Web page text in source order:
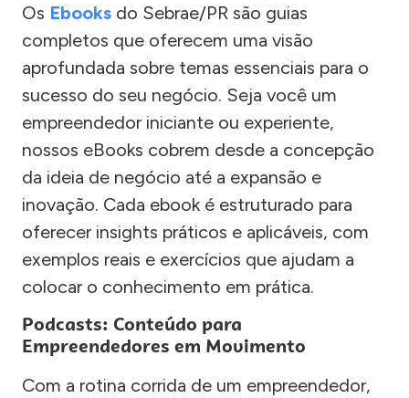
Os Ebooks do Sebrae/PR são guias
completos que oferecem uma visão
aprofundada sobre temas essenciais para o
sucesso do seu negócio. Seja você um
empreendedor iniciante ou experiente,
nossos eBooks cobrem desde a concepção
da ideia de negócio até a expansão e
inovação. Cada ebook é estruturado para
oferecer insights práticos e aplicáveis, com
exemplos reais e exercícios que ajudam a
colocar o conhecimento em prática.
Podcasts: Conteúdo para
Empreendedores em Movimento
Com a rotina corrida de um empreendedor,